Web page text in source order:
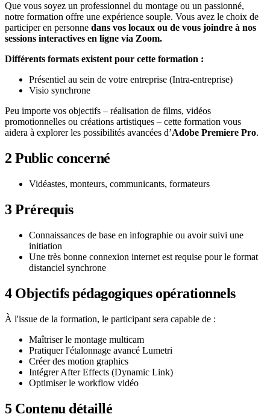
Que vous soyez un professionnel du montage ou un passionné,
notre formation offre une expérience souple. Vous avez le choix de
participer en personne dans vos locaux ou de vous joindre à nos
sessions interactives en ligne via Zoom.
Différents formats existent pour cette formation :
Présentiel au sein de votre entreprise (Intra-entreprise)
Visio synchrone
Peu importe vos objectifs – réalisation de films, vidéos
promotionnelles ou créations artistiques – cette formation vous
aidera à explorer les possibilités avancées d’Adobe Premiere Pro.
2 Public concerné
Vidéastes, monteurs, communicants, formateurs
3Prérequis
Connaissances de base en infographie ou avoir suivi une
initiation
Une très bonne connexion internet est requise pour le format
distanciel synchrone
4Objectifs pédagogiques opérationnels
À l'issue de la formation, le participant sera capable de :
Maîtriser le montage multicam
Pratiquer l'étalonnage avancé Lumetri
Créer des motion graphics
Intégrer After Effects (Dynamic Link)
Optimiser le workflow vidéo
5Contenu détaillé